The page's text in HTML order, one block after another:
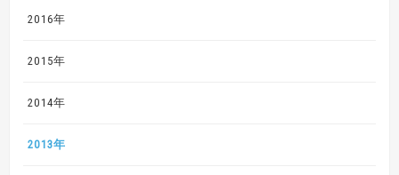
2016年
2015年
2014年
2013年